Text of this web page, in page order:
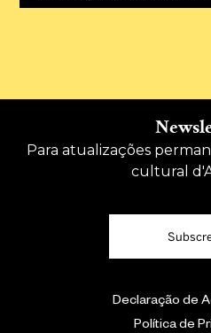
Para atualizações
cultural
Declaração de
Política de